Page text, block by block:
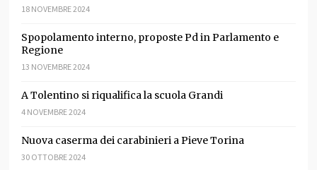
18 NOVEMBRE 2024
Spopolamento interno, proposte Pd in Parlamento e
Regione
13 NOVEMBRE 2024
A Tolentino si riqualifica la scuola Grandi
4 NOVEMBRE 2024
Nuova caserma dei carabinieri a Pieve Torina
30 OTTOBRE 2024